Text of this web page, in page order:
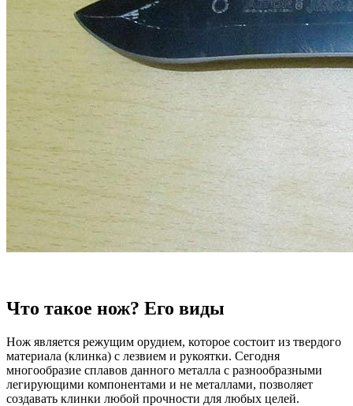
Что такое нож? Его виды
Нож является режущим орудием, которое состоит из твердого
материала (клинка) с лезвием и рукоятки. Сегодня
многообразие сплавов данного металла с разнообразными
легирующими компонентами и не металлами, позволяет
создавать клинки любой прочности для любых целей.